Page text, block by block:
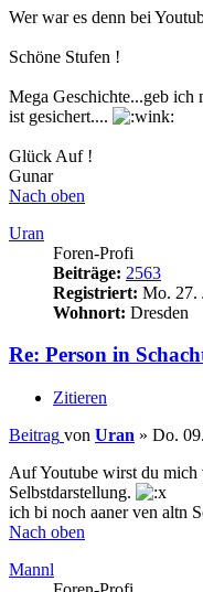
Wer war es denn bei
Schöne Stufen !
Mega Geschichte...geb ich
ist gesichert....
Glück Auf !
Gunar
Nach oben
Uran
Foren-Profi
Beiträge: 2563
Registriert: Mo. 27.
Wohnort: Dresden
Re: Person in
Zitieren
Beitrag von Uran » Do.
Auf Youtube wirst du
Selbstdarstellung.
ich bi noch aaner ven altn
Nach oben
Mannl